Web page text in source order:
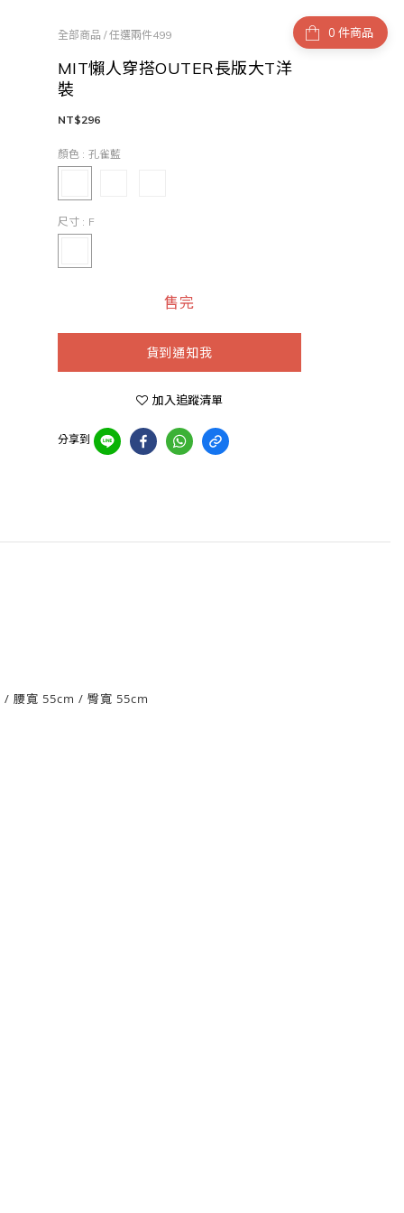
件商品
全部商品 /任選兩件499
MIT懶人穿搭OUTER長版大T洋
裝
NT$296
顏色 : 孔雀藍
尺寸 : F
售完
貨到通知我
加入追蹤清單
分享到
/ 腰寬 55cm / 臀寬 55cm